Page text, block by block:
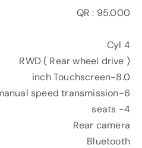
QR : 95.000
4 Cyl
RWD ( Rear wheel drive )
8.0-inch Touchscreen
6-manual speed transmission
4- seats
Rear camera
Bluetooth